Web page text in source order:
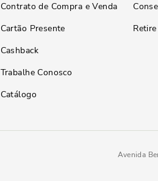
Contrato de Compra e Venda
Cartão Presente
Cashback
Trabalhe Conosco
Catálogo
Avenida